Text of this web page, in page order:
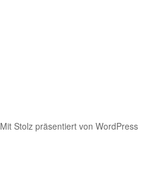
Mit Stolz präsentiert von WordPress